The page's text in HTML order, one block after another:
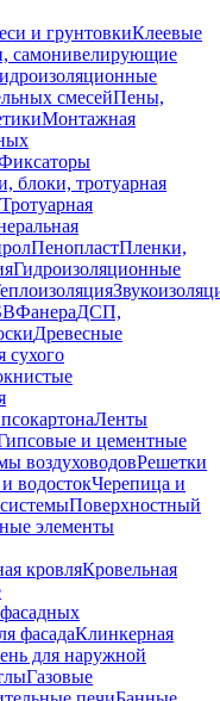
и грунтовкиКлеевые
самонивелирующие
смесейПены,
Монтажная
блоки, тротуарная
Тротуарная
ПенопластПленки,
Гидроизоляционные
ФанераДСП,
Древесные
сухого
Ленты
и цементные
воздуховодовРешетки
водостокЧерепица и
Поверхностный
элементы
кровляКровельная
фасадаКлинкерная
для наружной
Газовые